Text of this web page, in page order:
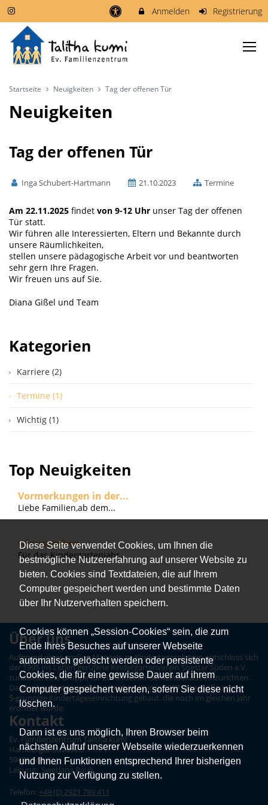
Diese Seite verwendet Cookies, um Ihnen die
bestmögliche Nutzererfahrung auf unserer Website zu
bieten. Cookies sind Textdateien, die auf Ihrem
Computer gespeichert werden und bestimmte Daten
über Ihr Nutzerverhalten speichern.
Cookies können „Session-Cookies“ sein, die zum
Ende Ihres Besuches auf unserer Webseite
automatisch gelöscht werden oder persistente
Cookies, die für eine gewisse Dauer auf ihrem
Computer gespeichert werden, sofern Sie diese nicht
löschen.
Dann ist es uns möglich, Ihren Browser beim
nächsten Aufruf unserer Webseite wiederzuerkennen
und Ihnen Funktionen entsprechend Ihrer bisherigen
Nutzung zur Verfügung zu stellen.
Anmelden Registrierung
Startseite Neuigkeiten Tag der offenen Tür
Neuigkeiten
Tag der offenen Tür
Inga Schubert-Hartmann 21.10.2023 Termine
Am 22.11.2025 findet von 9-12 Uhr unser Tag der offenen
Tür statt.
Wir führen alle Interessierten, Eltern und Bekannte durch
unsere Räumlichkeiten,
stellen unsere pädagogische Arbeit vor und beantworten
sehr gern Ihre Fragen.
Wir freuen uns auf Sie.
Diana Gißel und Team
Kategorien
Karriere (2)
Termine (1)
Wichtig (1)
Top Neuigkeiten
Vormerkungen in der...
Liebe Familien,ab dem...
wir vergeben...
Für das Kindergartenjahr...
Über uns
Aufgrund eines großen Mangels an Kindertagesplätzen entschloss sich
der 1995 ins Leben gerufene Kindergartenverein Soester Süden e.V.
zunächst, eine Gruppe für 20 Kinder im Gemeindehaus einzurichten.
Da dies bei Weitem nicht ausreichte, wurde 1997 eine großzügige,
5-gruppige Kindertageseinrichtung gebaut, die noch im gleichen Jahr
eröffnet wurde.
Kontakt
Ev. Familienzentrum Talitha kumi
Hamburger Strasse 5
59494 Soest
Leitung: Swetlana Pauli
Telefon: +49 (0) 2921 789 411